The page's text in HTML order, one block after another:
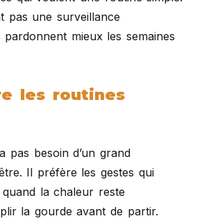
pas une surveillance
pardonnent mieux les semaines
les routines
pas besoin d’un grand
Il préfère les gestes qui
la chaleur reste
la gourde avant de partir.